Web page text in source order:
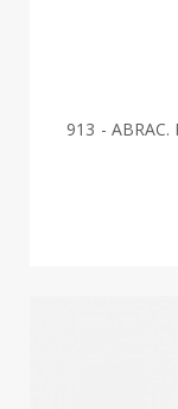
913 -